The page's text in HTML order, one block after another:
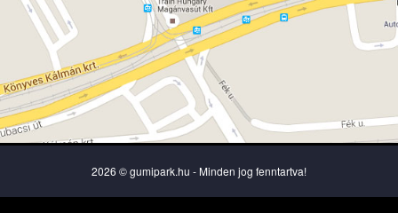
2026 © gumipark.hu - Minden jog fenntartva!